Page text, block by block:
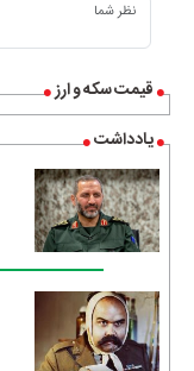
قیمت سکه و ارز
یادداشت